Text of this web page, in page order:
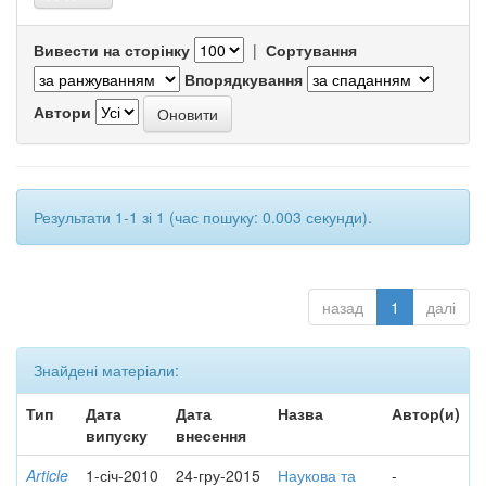
Вивести на сторінку | Сортування
Впорядкування
Автори
Результати 1-1 зі 1 (час пошуку: 0.003 секунди).
назад 1 далі
Знайдені матеріали:
Тип
Дата
випуску
Дата
внесення
Назва Автор(и)
Article 1-січ-2010 24-гру-2015 Наукова та -